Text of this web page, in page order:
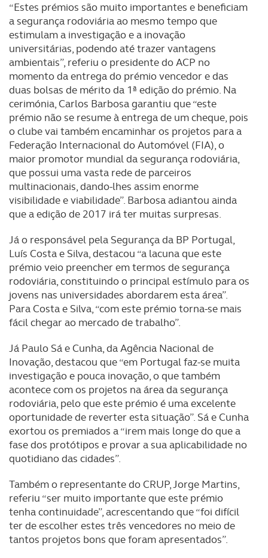
“Estes prémios são muito importantes e beneficiam
a segurança rodoviária ao mesmo tempo que
estimulam a investigação e a inovação
universitárias, podendo até trazer vantagens
ambientais”, referiu o presidente do ACP no
momento da entrega do prémio vencedor e das
duas bolsas de mérito da 1ª edição do prémio. Na
cerimónia, Carlos Barbosa garantiu que “este
prémio não se resume à entrega de um cheque, pois
o clube vai também encaminhar os projetos para a
Federação Internacional do Automóvel (FIA), o
maior promotor mundial da segurança rodoviária,
que possui uma vasta rede de parceiros
multinacionais, dando-lhes assim enorme
visibilidade e viabilidade”. Barbosa adiantou ainda
que a edição de 2017 irá ter muitas surpresas.
Já o responsável pela Segurança da BP Portugal,
Luís Costa e Silva, destacou “a lacuna que este
prémio veio preencher em termos de segurança
rodoviária, constituindo o principal estímulo para os
jovens nas universidades abordarem esta área”.
Para Costa e Silva, “com este prémio torna-se mais
fácil chegar ao mercado de trabalho”.
Já Paulo Sá e Cunha, da Agência Nacional de
Inovação, destacou que “em Portugal faz-se muita
investigação e pouca inovação, o que também
acontece com os projetos na área da segurança
rodoviária, pelo que este prémio é uma excelente
oportunidade de reverter esta situação”. Sá e Cunha
exortou os premiados a “irem mais longe do que a
fase dos protótipos e provar a sua aplicabilidade no
quotidiano das cidades”.
Também o representante do CRUP, Jorge Martins,
referiu “ser muito importante que este prémio
tenha continuidade”, acrescentando que “foi difícil
ter de escolher estes três vencedores no meio de
tantos projetos bons que foram apresentados”.